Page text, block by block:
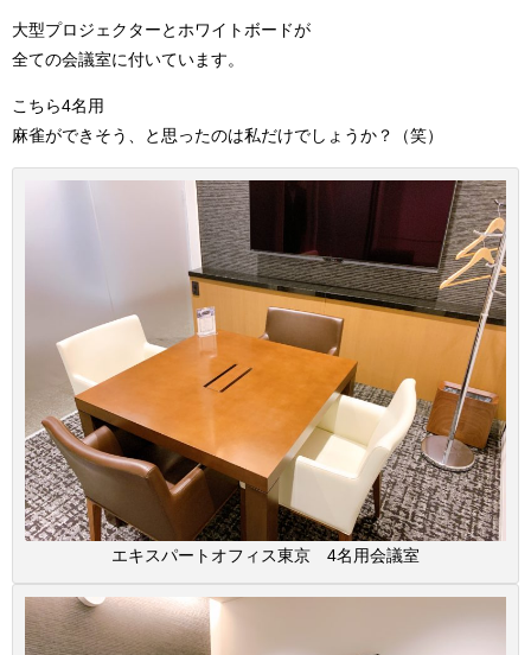
大型プロジェクターとホワイトボードが
全ての会議室に付いています。
こちら4名用
麻雀ができそう、と思ったのは私だけでしょうか？（笑）
エキスパートオフィス東京 4名用会議室